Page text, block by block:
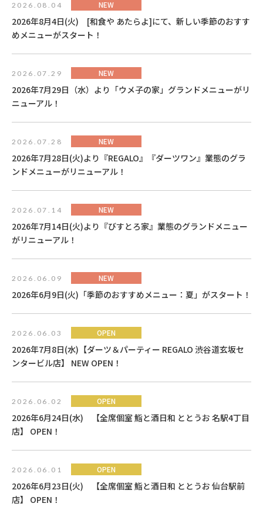
2026.08.04 NEW
2026年8月4日(火) [和食や あたらよ]にて、新しい季節のおすす
めメニューがスタート！
2026.07.29 NEW
2026年7月29日（水）より「ウメ子の家」グランドメニューがリ
ニューアル！
2026.07.28 NEW
2026年7月28日(火)より『REGALO』『ダーツワン』業態のグラ
ンドメニューがリニューアル！
2026.07.14 NEW
2026年7月14日(火)より『びすとろ家』業態のグランドメニュー
がリニューアル！
2026.06.09 NEW
2026年6月9日(火)「季節のおすすめメニュー：夏」がスタート！
2026.06.03 OPEN
2026年7月8日(水)【ダーツ＆パーティー REGALO 渋谷道玄坂セ
ンタービル店】 NEW OPEN！
2026.06.02 OPEN
2026年6月24日(水) 【全席個室 鮨と酒日和 ととうお 名駅4丁目
店】 OPEN！
2026.06.01 OPEN
2026年6月23日(火) 【全席個室 鮨と酒日和 ととうお 仙台駅前
店】 OPEN！